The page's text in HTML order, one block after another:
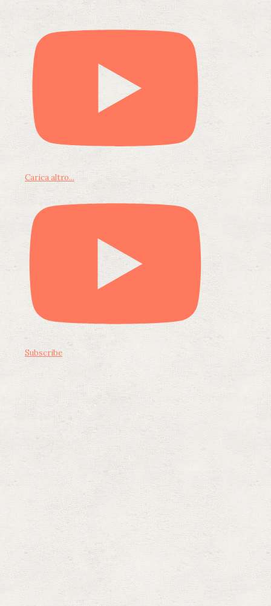
Carica altro...
Subscribe